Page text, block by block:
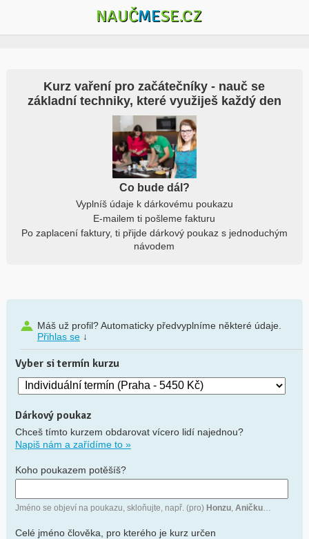
NAUČMESE.CZ
Kurz vaření pro začátečníky - nauč se
základní techniky, které využiješ každý den
Co bude dál?
Vyplníš údaje k dárkovému poukazu
E-mailem ti pošleme fakturu
Po zaplacení faktury, ti přijde dárkový poukaz s jednoduchým
návodem
Máš už profil? Automaticky předvyplníme některé údaje.
Přihlas se↓
Vyber si termín kurzu
Dárkový poukaz
Chceš tímto kurzem obdarovat vícero lidí najednou?
Napiš nám a zařídíme to »
Koho poukazem potěšíš?
Jméno se objeví na poukazu, skloňujte, např. (pro) Honzu, Aničku…
Celé jméno člověka, pro kterého je kurz určen